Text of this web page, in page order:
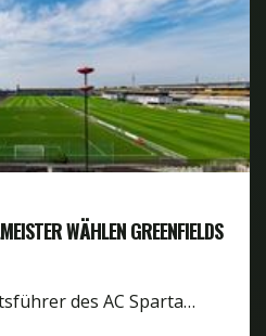
WÄHLEN GREENFIELDS S
des AC Sparta…